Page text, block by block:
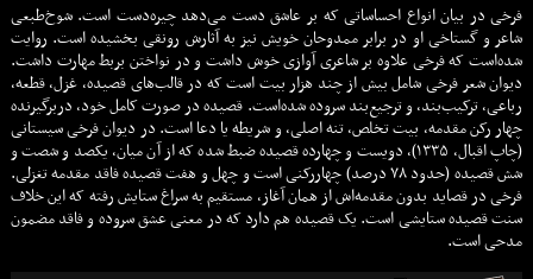
فرخی در بیان انواع احساساتی که بر عاشق دست می‌دهد چیره‌دست است. شوخ‌طبعی
شاعر و گستاخی او در برابر ممدوحان خویش نیز به آثارش رونقی بخشیده است. روایت
شده‌است که فرخی علاوه بر شاعری آوازی خوش داشت و در نواختن بربط مهارت داشت.
دیوان شعر فرخی شامل بیش از چند هزار بیت است که در قالب‌های قصیده، غزل، قطعه،
رباعی، ترکیب‌بند، و ترجیع‌بند سروده شده‌است. قصیده در صورت کامل خود، دربرگیرنده
چهار رکن مقدمه، بیت تخلص، تنه اصلی، و شریطه یا دعا است. در دیوان فرخی سیستانی
(چاپ اقبال، ۱۳۳۵)، دویست و چهارده قصیده ضبط شده که از آن میان، یکصد و شصت و
شش قصیده (حدود ۷۸ درصد) چهاررکنی است و چهل و هفت قصیده فاقد مقدمه تغزلی.
فرخی در قصاید بدون مقدمه‌اش از همان آغاز، مستقیم به سراغ ستایش رفته که این خلاف
سنت قصیده ستایشی است. یک قصیده هم دارد که در معنی عشق سروده و فاقد مضمون
مدحی است.